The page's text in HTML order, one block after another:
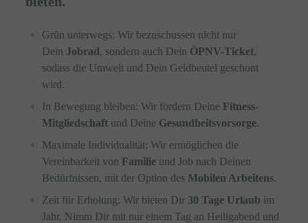
Grün unterwegs: Wir bezuschussen nicht nur
Dein Jobrad, sondern auch Dein ÖPNV-Ticket,
sodass die Umwelt und Dein Geldbeutel geschont
wird.
In Bewegung bleiben: Wir fördern Deine Fitness-
Mitgliedschaft und Deine Gesundheitsvorsorge.
Maximale Individualität: Wir ermöglichen die
Vereinbarkeit von Familie und Job nach Deinen
Bedürfnissen, mit der Option des Mobilen Arbeitens.
Zeit für Erholung: Wir bieten Dir 30 Tage Urlaub im
Jahr. Nimm Dir mit nur einem Tag an Heiligabend und